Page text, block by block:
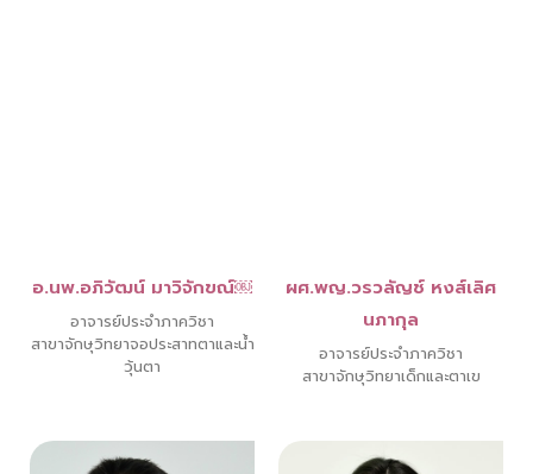
อ.นพ.อภิวัฒน์ มาวิจักขณ์￼
อาจารย์ประจำภาควิชา
สาขาจักษุวิทยาจอประสาทตาและน้ำ
วุ้นตา
ผศ.พญ.วรวลัญช์ หงส์เลิศ
นภากุล
อาจารย์ประจำภาควิชา
สาขาจักษุวิทยาเด็กและตาเข